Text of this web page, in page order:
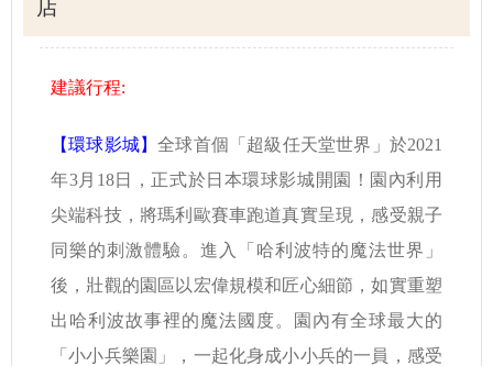
店
建議行程:
【環球影城】全球首個「超級任天堂世界」於2021
年3月18日，正式於日本環球影城開園！園內利用
尖端科技，將瑪利歐賽車跑道真實呈現，感受親子
同樂的刺激體驗。進入「哈利波特的魔法世界」
後，壯觀的園區以宏偉規模和匠心細節，如實重塑
出哈利波故事裡的魔法國度。園內有全球最大的
「小小兵樂園」，一起化身成小小兵的一員，感受